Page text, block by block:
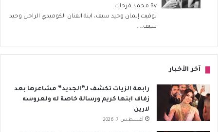
By محمد فرحات
توفيت إيمان وحيد سيف، ابنة الفنان الكوميدي الراحل وحيد
سيف،...
آخر الأخبار
رابعة الزيات تكشف لـ”الجديد” مشاعرها بعد
زفاف ابنها كريم ورسالة خاصة له ولعروسه
لارين
أغسطس 7, 2026